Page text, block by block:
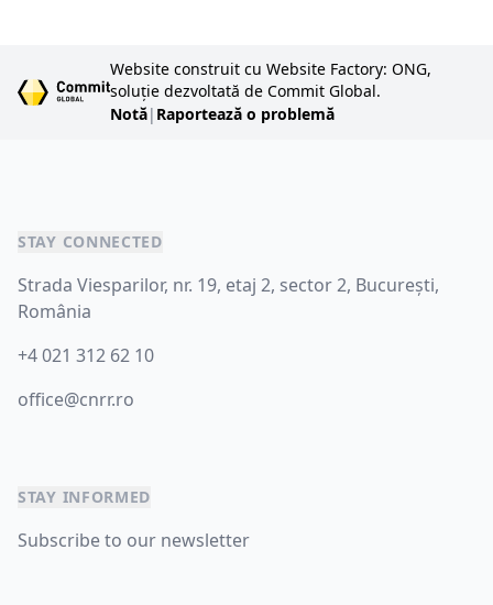
Website construit cu Website Factory: ONG,
soluție dezvoltată de Commit Global.
Notă| Raportează o problemă
STAY CONNECTED
Strada Viesparilor, nr. 19, etaj 2, sector 2, București,
România
+4 021 312 62 10
office@cnrr.ro
STAY INFORMED
Subscribe to our newsletter